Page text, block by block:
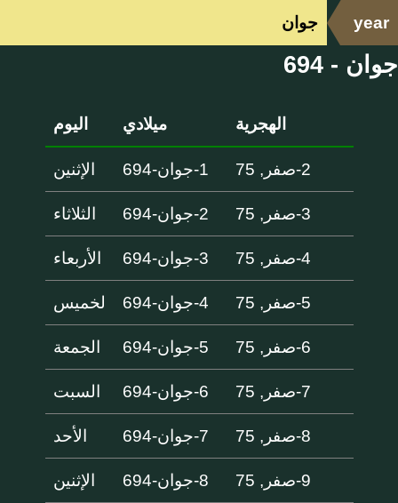
year جوان
جوان - 694
الهجرية ميلادي اليوم
2-صفر, 75 1-جوان-694 الإثنين
3-صفر, 75 2-جوان-694 الثلاثاء
4-صفر, 75 3-جوان-694 الأربعاء
5-صفر, 75 4-جوان-694 لخميس
6-صفر, 75 5-جوان-694 الجمعة
7-صفر, 75 6-جوان-694 السبت
8-صفر, 75 7-جوان-694 الأحد
9-صفر, 75 8-جوان-694 الإثنين